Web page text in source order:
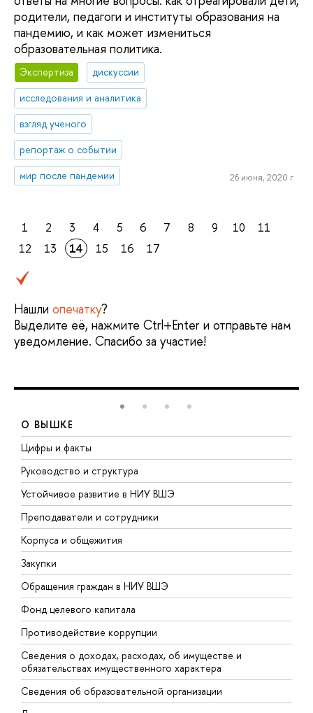
родители, педагоги и институты образования на
пандемию, и как может измениться
образовательная политика.
Экспертиза
дискуссии
исследования и аналитика
взгляд ученого
репортаж о событии
мир после пандемии
26 июня, 2020 г.
1 2 3 4 5 6 7 8 9 10
11
12
13 14 15 16 17
Нашли опечатку?
Выделите её, нажмите Ctrl+Enter и отправьте нам
уведомление. Спасибо за участие!
О ВЫШКЕ
Цифры и факты
Руководство и структура
Устойчивое развитие в НИУ ВШЭ
Преподаватели и сотрудники
Корпуса и общежития
Закупки
Обращения граждан в НИУ ВШЭ
Фонд целевого капитала
Противодействие коррупции
Сведения о доходах, расходах, об имуществе и
обязательствах имущественного характера
Сведения об образовательной организации